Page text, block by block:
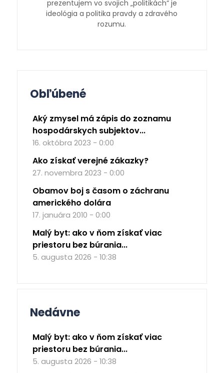
prezentujem vo svojich „politikách“ je
ideológia a politika pravdy a zdravého
rozumu.
Obľúbené
Aký zmysel má zápis do zoznamu
hospodárskych subjektov...
16. októbra 2023 - 0:00
Ako získať verejné zákazky?
27. novembra 2023 - 0:00
Obamov boj s časom o záchranu
amerického dolára
17. januára 2010 - 0:00
Malý byt: ako v ňom získať viac
priestoru bez búrania...
5. augusta 2026 - 10:38
Nedávne
Malý byt: ako v ňom získať viac
priestoru bez búrania...
5. augusta 2026 - 10:38